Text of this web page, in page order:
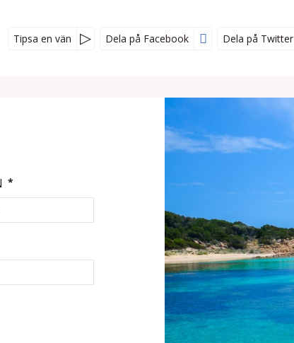
Tipsa en vän Dela på Facebook Dela på Twitter
*